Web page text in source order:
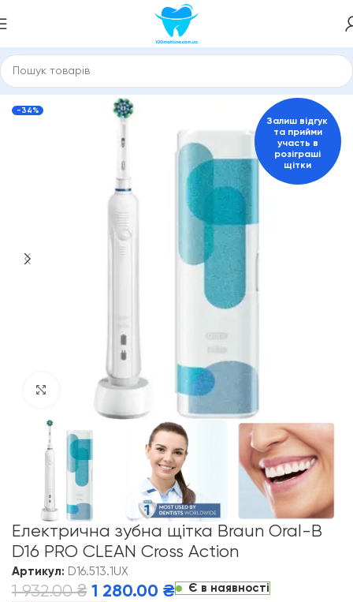
Головна Електричні зубні щітки Для дорослих
-34%
Click to enlarge
Залиш відгук
та прийми
участь в
розіграші
щітки
Електрична зубна щітка Braun Oral-B
D16 PRO CLEAN Cross Action
Артикул: D16.513.1UX
1 932.00₴ 1 280.00 ₴
Є в наявності